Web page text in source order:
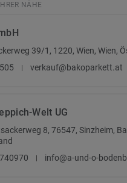
NÄHE
39/1, 1220, Wien, Wien,
verkauf@bakoparkett.at
Welt UG
8, 76547, Sinzheim,
info@a-und-o-